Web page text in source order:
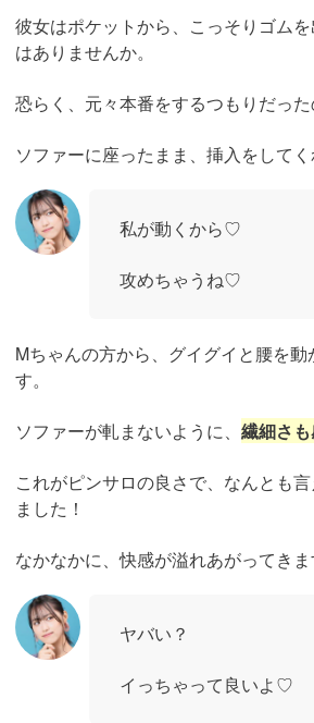
彼女はポケットから、こっそりゴム
はありませんか。
恐らく、元々本番をするつもりだった
ソファーに座ったまま、挿入をしてく
私が動くから♡
攻めちゃうね♡
Mちゃんの方から、グイグイと腰を動
す。
ソファーが軋まないように、 繊細さ
これがピンサロの良さで、なんとも
ました！
なかなかに、快感が溢れあがってきま
ヤバい？
イっちゃって良いよ♡